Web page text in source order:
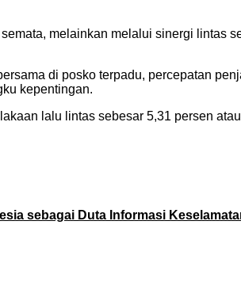
melainkan melalui sinergi lintas
di posko terpadu, percepatan
kepentingan.
lalu lintas sebesar 5,31 persen
sebagai Duta Informasi